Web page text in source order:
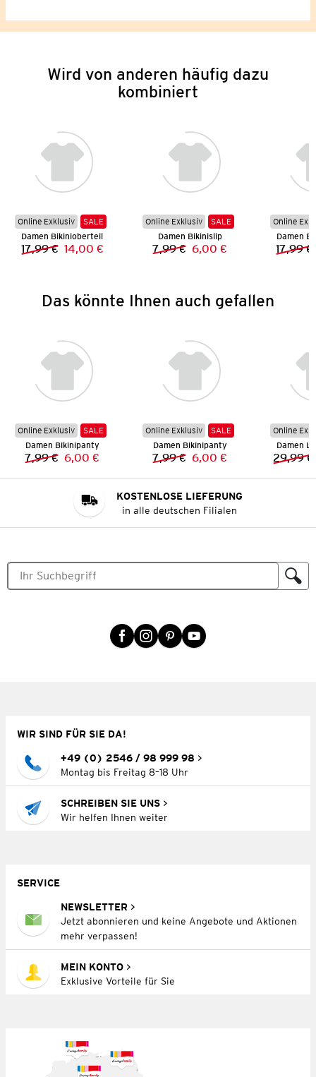
Wird von anderen häufig dazu
kombiniert
Online Exklusiv
SALE
Damen Bikinioberteil
Vorheriger Preis:
17,99 € Neuer Preis:
14,00 €
Online Exklusiv
SALE
Damen Bikinislip
Vorheriger Preis:
7,99 € Neuer Preis:
6,00 €
Online
Damen
17,99 €
Das könnte Ihnen auch gefallen
Online Exklusiv
SALE
Damen Bikinipanty
Vorheriger Preis:
7,99 € Neuer Preis:
6,00 €
Online Exklusiv
SALE
Damen Bikinipanty
Vorheriger Preis:
7,99 € Neuer Preis:
6,00 €
Online
Damen
29,99 €
KOSTENLOSE LIEFERUNG
in alle deutschen Filialen
WIR SIND FÜR SIE DA!
+49 (0) 2546 / 98 999 98
Montag bis Freitag 8–18 Uhr
SCHREIBEN SIE UNS
Wir helfen Ihnen weiter
SERVICE
NEWSLETTER
Jetzt abonnieren und keine Angebote und Aktionen
mehr verpassen!
MEIN KONTO
Exklusive Vorteile für Sie